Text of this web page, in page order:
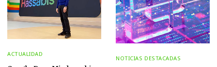
ACTUALIDAD
NOTICIAS DESTACADAS